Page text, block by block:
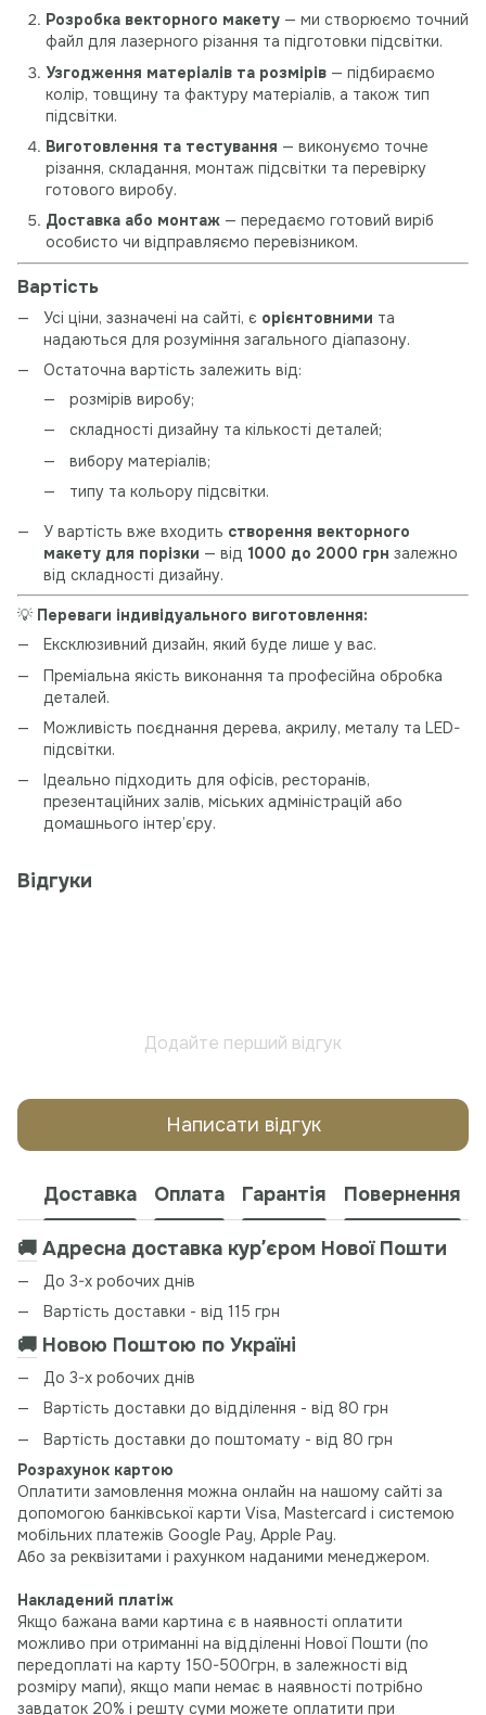
Розробка векторного макету — ми створюємо точний
файл для лазерного різання та підготовки підсвітки.
Узгодження матеріалів та розмірів — підбираємо
колір, товщину та фактуру матеріалів, а також тип
підсвітки.
Виготовлення та тестування — виконуємо точне
різання, складання, монтаж підсвітки та перевірку
готового виробу.
Доставка або монтаж — передаємо готовий виріб
особисто чи відправляємо перевізником.
Вартість
Усі ціни, зазначені на сайті, є орієнтовними та
надаються для розуміння загального діапазону.
Остаточна вартість залежить від:
розмірів виробу;
складності дизайну та кількості деталей;
вибору матеріалів;
типу та кольору підсвітки.
У вартість вже входить створення векторного
макету для порізки — від 1000 до 2000 грн залежно
від складності дизайну.
💡 Переваги індивідуального виготовлення:
Ексклюзивний дизайн, який буде лише у вас.
Преміальна якість виконання та професійна обробка
деталей.
Можливість поєднання дерева, акрилу, металу та LED-
підсвітки.
Ідеально підходить для офісів, ресторанів,
презентаційних залів, міських адміністрацій або
домашнього інтер’єру.
Відгуки
Додайте перший відгук
Написати відгук
Доставка Оплата Гарантія Повернення
🚚 Адресна доставка курʼєром Нової Пошти
До 3-х робочих днів
Вартість доставки - від 115 грн
🚚 Новою Поштою по Україні
До 3-х робочих днів
Вартість доставки до відділення - від 80 грн
Вартість доставки до поштомату - від 80 грн
Розрахунок картою
Оплатити замовлення можна онлайн на нашому сайті за
допомогою банківської карти Visa, Mastercard і системою
мобільних платежів Google Pay, Apple Pay.
Або за реквізитами і рахунком наданими менеджером.
Накладений платіж
Якщо бажана вами картина є в наявності оплатити
можливо при отриманні на відділенні Нової Пошти (по
передоплаті на карту 150-500грн, в залежності від
розміру мапи), якщо мапи немає в наявності потрібно
завдаток 20% і решту суми можете оплатити при